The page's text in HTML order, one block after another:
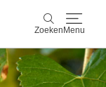
Zoeken Menu